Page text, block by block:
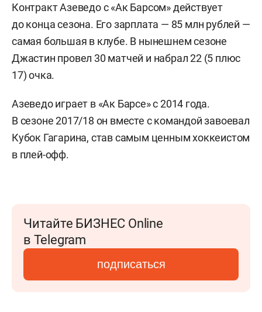
Контракт Азеведо с «Ак Барсом» действует
до конца сезона. Его зарплата — 85 млн рублей —
самая большая в клубе. В нынешнем сезоне
Джастин провел 30 матчей и набрал 22 (5 плюс
17) очка.
Азеведо играет в «Ак Барсе» с 2014 года.
В сезоне 2017/18 он вместе с командой завоевал
Кубок Гагарина, став самым ценным хоккеистом
в плей-офф.
Читайте БИЗНЕС Online
в Telegram
подписаться